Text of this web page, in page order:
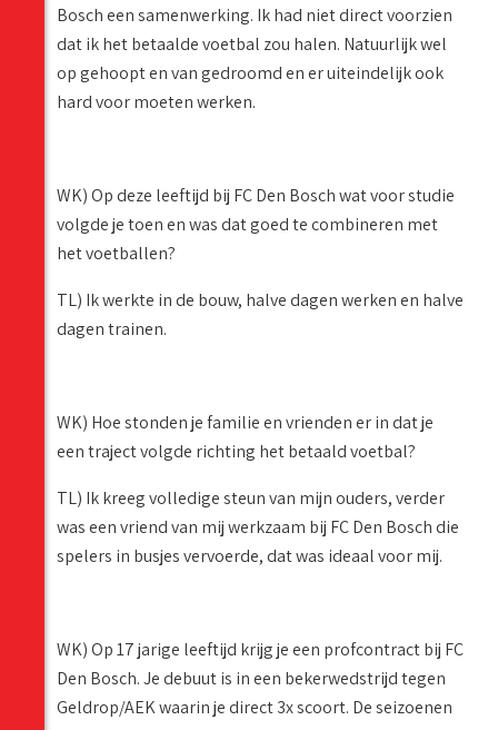
Bosch een samenwerking. Ik had niet direct voorzien
dat ik het betaalde voetbal zou halen. Natuurlijk wel
op gehoopt en van gedroomd en er uiteindelijk ook
hard voor moeten werken.
WK) Op deze leeftijd bij FC Den Bosch wat voor studie
volgde je toen en was dat goed te combineren met
het voetballen?
TL) Ik werkte in de bouw, halve dagen werken en halve
dagen trainen.
WK) Hoe stonden je familie en vrienden er in dat je
een traject volgde richting het betaald voetbal?
TL) Ik kreeg volledige steun van mijn ouders, verder
was een vriend van mij werkzaam bij FC Den Bosch die
spelers in busjes vervoerde, dat was ideaal voor mij.
WK) Op 17 jarige leeftijd krijg je een profcontract bij FC
Den Bosch. Je debuut is in een bekerwedstrijd tegen
Geldrop/AEK waarin je direct 3x scoort. De seizoenen